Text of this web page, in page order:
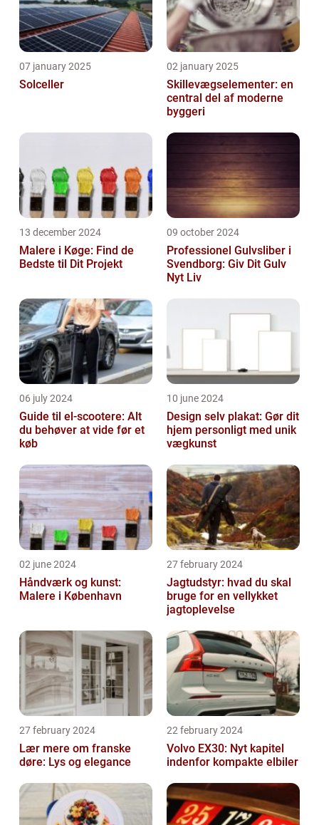
07 january 2025
Solceller
02 january 2025
Skillevægselementer: en
central del af moderne
byggeri
13 december 2024
Malere i Køge: Find de
Bedste til Dit Projekt
09 october 2024
Professionel Gulvsliber i
Svendborg: Giv Dit Gulv
Nyt Liv
06 july 2024
Guide til el-scootere: Alt
du behøver at vide før et
køb
10 june 2024
Design selv plakat: Gør dit
hjem personligt med unik
vægkunst
02 june 2024
Håndværk og kunst:
Malere i København
27 february 2024
Jagtudstyr: hvad du skal
bruge for en vellykket
jagtoplevelse
27 february 2024
Lær mere om franske
døre: Lys og elegance
22 february 2024
Volvo EX30: Nyt kapitel
indenfor kompakte elbiler